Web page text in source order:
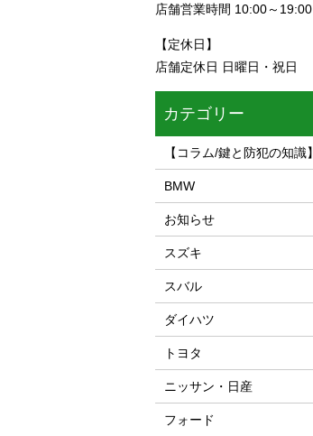
店舗営業時間 10:00～19:00
【定休日】
店舗定休日 日曜日・祝日
カテゴリー
【コラム/鍵と防犯の知識】
BMW
お知らせ
スズキ
スバル
ダイハツ
トヨタ
ニッサン・日産
フォード